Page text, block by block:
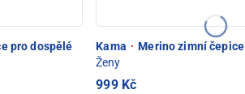
pro dospělé
Kama · Merino zimní čepice
Ženy
999 Kč